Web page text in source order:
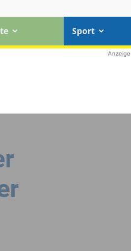
Sport
Anzeige